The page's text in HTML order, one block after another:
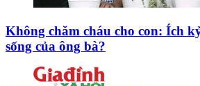
Không chăm cháu cho con: Ích
sống của ông bà?